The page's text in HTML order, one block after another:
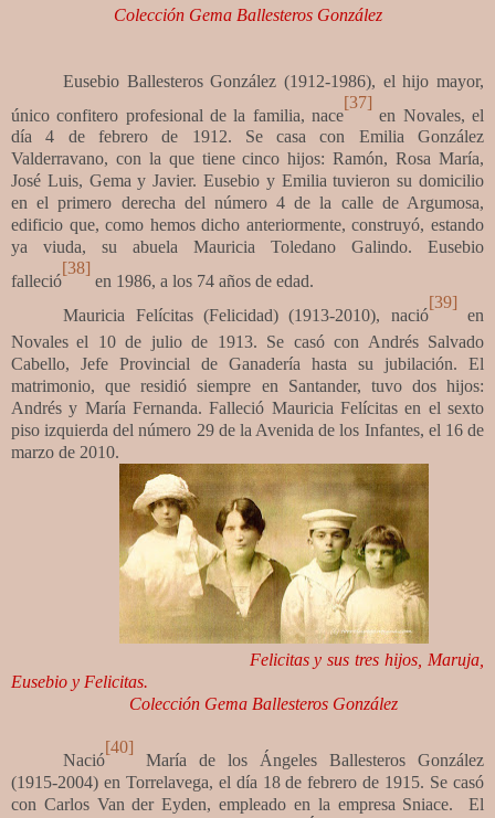
Colección Gema Ballesteros González
Eusebio Ballesteros González (1912-1986), el hijo mayor,
único confitero profesional de la familia, nace
[37]
en Novales, el
día 4 de febrero de 1912. Se casa con Emilia González
Valderravano, con la que tiene cinco hijos: Ramón, Rosa María,
José Luis, Gema y Javier. Eusebio y Emilia tuvieron su domicilio
en el primero derecha del número 4 de la calle de Argumosa,
edificio que, como hemos dicho anteriormente, construyó, estando
ya viuda, su abuela Mauricia Toledano Galindo. Eusebio
falleció
[38]
en 1986, a los 74 años de edad.
Mauricia Felícitas (Felicidad) (1913-2010), nació
[39]
en
Novales el 10 de julio de 1913. Se casó con Andrés Salvado
Cabello, Jefe Provincial de Ganadería hasta su jubilación. El
matrimonio, que residió siempre en Santander, tuvo dos hijos:
Andrés y María Fernanda. Falleció Mauricia Felícitas en el sexto
piso izquierda del número 29 de la Avenida de los Infantes, el 16 de
marzo de 2010.
Felicitas y sus tres hijos, Maruja,
Eusebio y Felicitas.
Colección Gema Ballesteros González
Nació
[40]
María de los Ángeles Ballesteros González
(1915-2004) en Torrelavega, el día 18 de febrero de 1915. Se casó
con Carlos Van der Eyden, empleado en la empresa Sniace. El